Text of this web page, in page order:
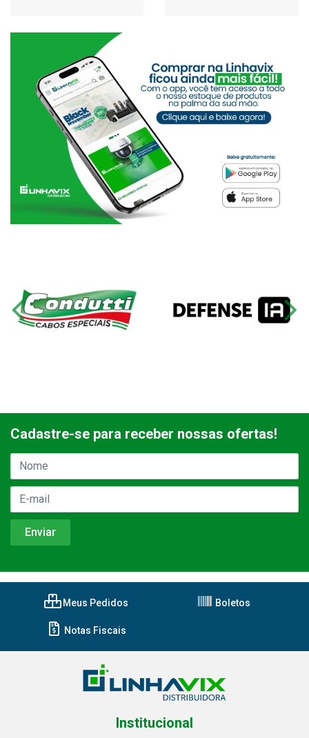
Cadastre-se para receber nossas ofertas!
Meus Pedidos Boletos
Notas Fiscais
Institucional